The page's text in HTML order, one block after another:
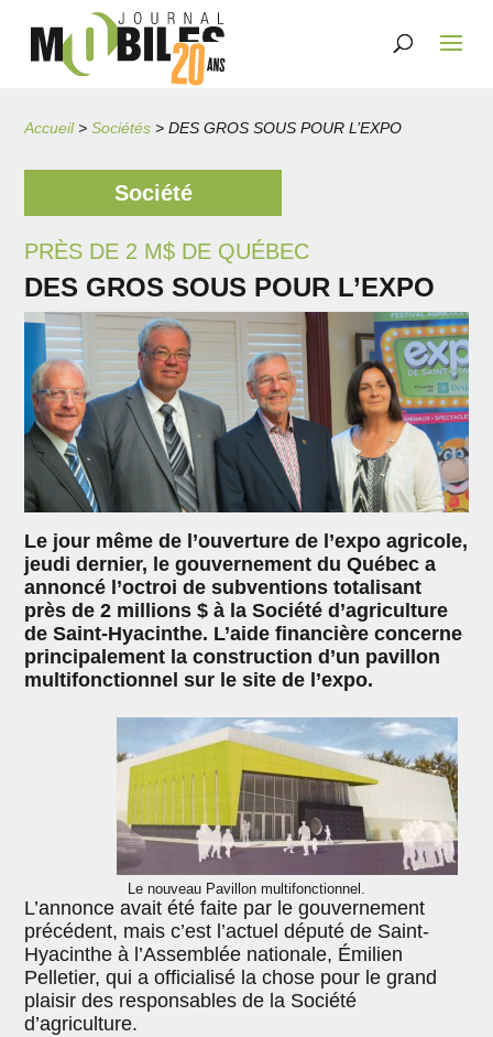
Accueil>Sociétés >DES GROS SOUS POUR L’EXPO
Société
PRÈS DE 2 M$ DE QUÉBEC
DES GROS SOUS POUR L’EXPO
Le jour même de l’ouverture de l’expo agricole,
jeudi dernier, le gouvernement du Québec a
annoncé l’octroi de subventions totalisant
près de 2 millions $ à la Société d’agriculture
de Saint-Hyacinthe. L’aide financière concerne
principalement la construction d’un pavillon
multifonctionnel sur le site de l’expo.
Le nouveau Pavillon multifonctionnel.
L’annonce avait été faite par le gouvernement
précédent, mais c’est l’actuel député de Saint-
Hyacinthe à l’Assemblée nationale, Émilien
Pelletier, qui a officialisé la chose pour le grand
plaisir des responsables de la Société
d’agriculture.